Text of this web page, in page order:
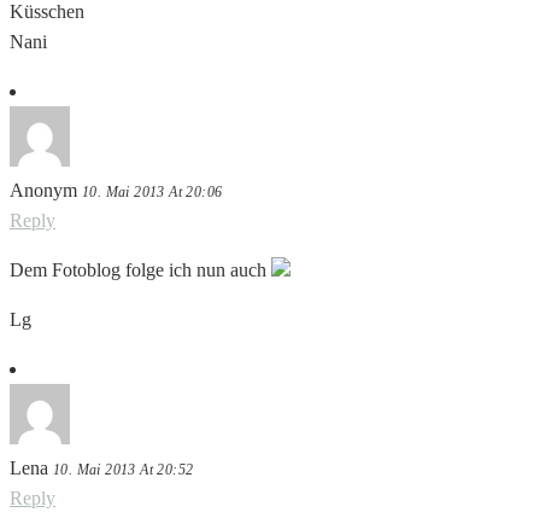
Küsschen
Nani
Anonym 10. Mai 2013 At 20:06
Reply
Dem Fotoblog folge ich nun auch
Lg
Lena 10. Mai 2013 At 20:52
Reply